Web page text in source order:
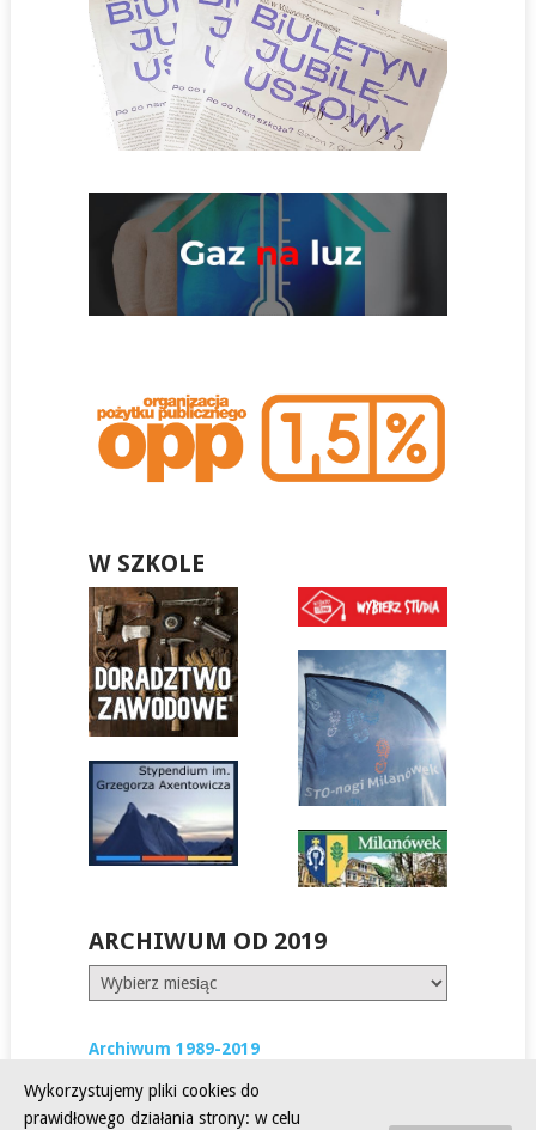
W SZKOLE
ARCHIWUM OD 2019
Archiwum
od
Archiwum 1989-2019
Wykorzystujemy pliki cookies do
prawidłowego działania strony: w celu